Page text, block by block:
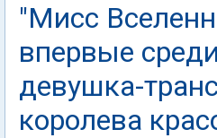
"Мисс
впервые
девушка-
королева